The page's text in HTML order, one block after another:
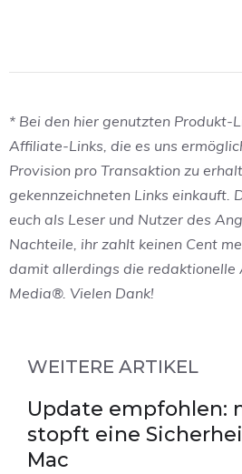
* Bei den hier genutzten Produkt-
Affiliate-Links, die es uns
Provision pro Transaktion zu
gekennzeichneten Links einkauft.
euch als Leser und Nutzer des
Nachteile, ihr zahlt keinen Cent
damit allerdings die redaktionelle
Media®. Vielen Dank!
WEITERE ARTIKEL
Update empfohlen:
stopft eine
Mac